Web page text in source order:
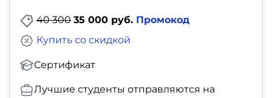
40 300 35 000 руб. Промокод
Сертификат
Купить со скидкой
Лучшие студенты отправляются на